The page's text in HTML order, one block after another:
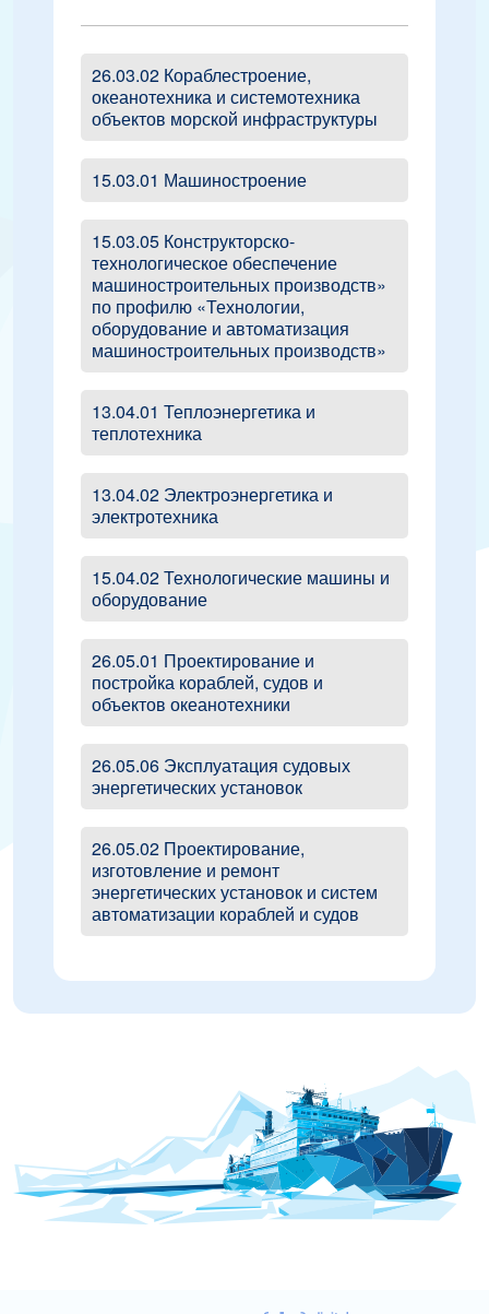
26.03.02 Кораблестроение,
океанотехника и системотехника
объектов морской инфраструктуры
15.03.01 Машиностроение
15.03.05 Конструкторско-
технологическое обеспечение
машиностроительных производств»
по профилю «Технологии,
оборудование и автоматизация
машиностроительных производств»
13.04.01 Теплоэнергетика и
теплотехника
13.04.02 Электроэнергетика и
электротехника
15.04.02 Технологические машины и
оборудование
26.05.01 Проектирование и
постройка кораблей, судов и
объектов океанотехники
26.05.06 Эксплуатация судовых
энергетических установок
26.05.02 Проектирование,
изготовление и ремонт
энергетических установок и систем
автоматизации кораблей и судов